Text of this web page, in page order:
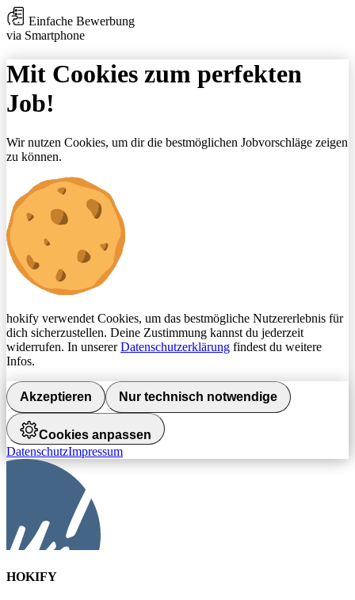
Einfache Bewerbung
via Smartphone
Mit Cookies zum perfekten
Job!
Wir nutzen Cookies, um dir die bestmöglichen Jobvorschläge zeigen
zu können.
hokify verwendet Cookies, um das bestmögliche Nutzererlebnis für
dich sicherzustellen. Deine Zustimmung kannst du jederzeit
widerrufen. In unsererDatenschutzerklärung findest du weitere
Infos.
Akzeptieren Nur technisch notwendige
Cookies anpassen
DatenschutzImpressum
HOKIFY